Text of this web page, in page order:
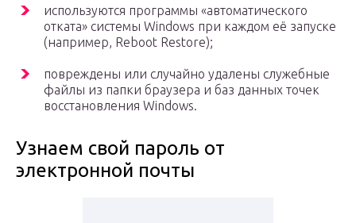
используются программы «автоматического
отката» системы Windows при каждом её запуске
(например, Reboot Restore);
повреждены или случайно удалены служебные
файлы из папки браузера и баз данных точек
восстановления Windows.
Узнаем свой пароль от
электронной почты